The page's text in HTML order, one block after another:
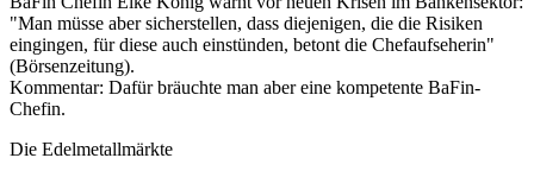
"Man müsse aber sicherstellen, dass diejenigen, die die Risiken
eingingen, für diese auch einstünden, betont die Chefaufseherin"
(Börsenzeitung).
Kommentar: Dafür bräuchte man aber eine kompetente BaFin-
Chefin.
Die Edelmetallmärkte